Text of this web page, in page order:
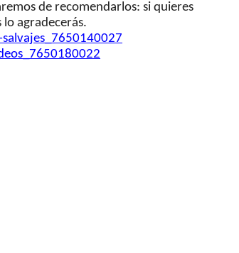
de recomendarlos: si quieres
agradecerás.
salvajes_7650140027